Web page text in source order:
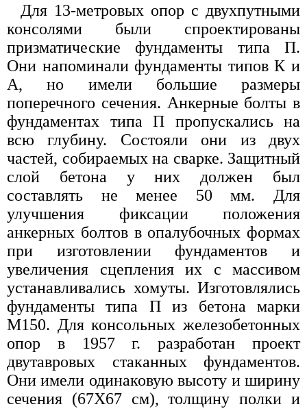
Для 13-метровых опор с двухпутными
консолями были спроектированы
призматические фундаменты типа П.
Они напоминали фундаменты типов К и
А, но имели большие размеры
поперечного сечения. Анкерные болты в
фундаментах типа П пропускались на
всю глубину. Состояли они из двух
частей, собираемых на сварке. Защитный
слой бетона у них должен был
составлять не менее 50 мм. Для
улучшения фиксации положения
анкерных болтов в опалубочных формах
при изготовлении фундаментов и
увеличения сцепления их с массивом
устанавливались хомуты. Изготовлялись
фундаменты типа П из бетона марки
М150. Для консольных железобетонных
опор в 1957 г. разработан проект
двутавровых стаканных фундаментов.
Они имели одинаковую высоту и ширину
сечения (67X67 см), толщину полки и